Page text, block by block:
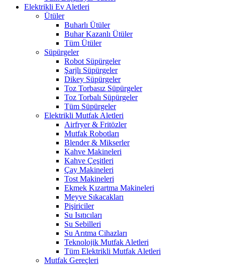
Elektrikli Ev Aletleri
Ütüler
Buharlı Ütüler
Buhar Kazanlı Ütüler
Tüm Ütüler
Süpürgeler
Robot Süpürgeler
Şarjlı Süpürgeler
Dikey Süpürgeler
Toz Torbasız Süpürgeler
Toz Torbalı Süpürgeler
Tüm Süpürgeler
Elektrikli Mutfak Aletleri
Airfryer & Fritözler
Mutfak Robotları
Blender & Mikserler
Kahve Makineleri
Kahve Çeşitleri
Çay Makineleri
Tost Makineleri
Ekmek Kızartma Makineleri
Meyve Sıkacakları
Pişiriciler
Su Isıtıcıları
Su Sebilleri
Su Arıtma Cihazları
Teknolojik Mutfak Aletleri
Tüm Elektrikli Mutfak Aletleri
Mutfak Gereçleri